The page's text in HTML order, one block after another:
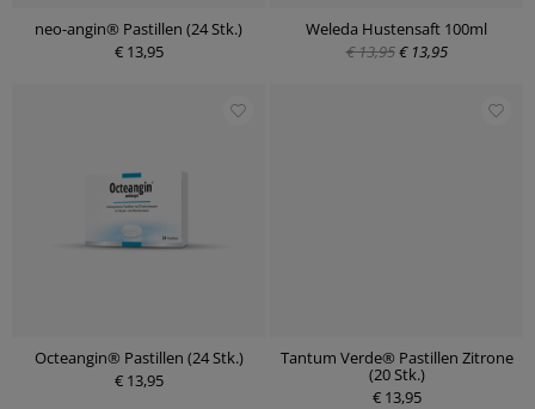
neo-angin® Pastillen (24 Stk.)
€ 13,95
Weleda Hustensaft 100ml
€ 13,95€ 13,95
Octeangin® Pastillen (24 Stk.)
€ 13,95
Tantum Verde® Pastillen Zitrone
(20 Stk.)
€ 13,95